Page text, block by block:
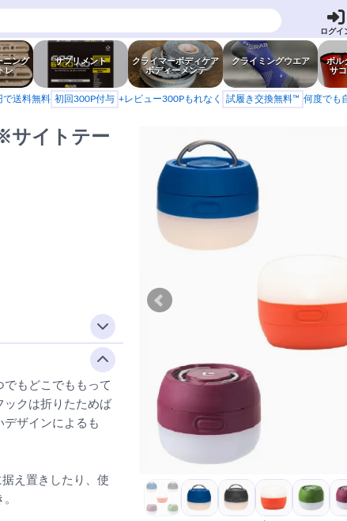
ログイ
ニング
レ
サプリメント
クライマーボディケア
ボディーメンテ
クライミングウエア
ボル
サ
で送料無料 初回300P付与 +レビュー300Pもれなく 試履き交換無料™ 何度でも
サイトテー
もどこでももって
ックは折りたためば
ザインによるも
え置きしたり、使